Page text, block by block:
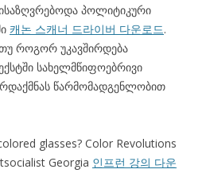
პოლიტიკური
캐논 스캐너 드라이버 다운로드.
თუ როგორ უკავშირდება
სახელმწიფოებრივი
წარმომადგენლობით
glasses? Color Revolutions
Georgia 인프런 강의 다운